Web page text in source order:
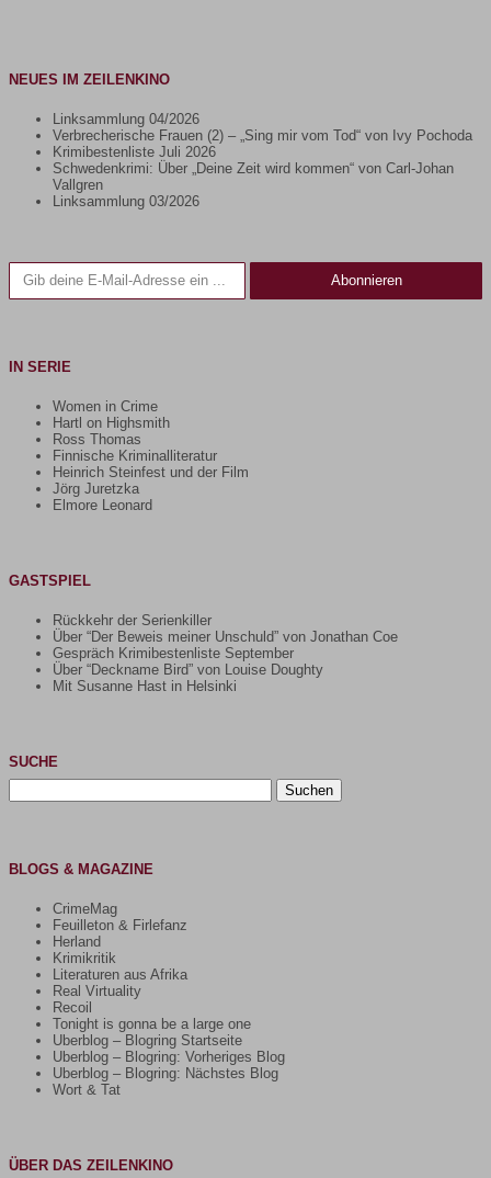
NEUES IM ZEILENKINO
Linksammlung 04/2026
Verbrecherische Frauen (2) – „Sing mir vom Tod“ von Ivy Pochoda
Krimibestenliste Juli 2026
Schwedenkrimi: Über „Deine Zeit wird kommen“ von Carl-Johan
Vallgren
Linksammlung 03/2026
Gib deine E-Mail-Adresse ein ...
Abonnieren
IN SERIE
Women in Crime
Hartl on Highsmith
Ross Thomas
Finnische Kriminalliteratur
Heinrich Steinfest und der Film
Jörg Juretzka
Elmore Leonard
GASTSPIEL
Rückkehr der Serienkiller
Über “Der Beweis meiner Unschuld” von Jonathan Coe
Gespräch Krimibestenliste September
Über “Deckname Bird” von Louise Doughty
Mit Susanne Hast in Helsinki
SUCHE
nach:
BLOGS & MAGAZINE
CrimeMag
Feuilleton & Firlefanz
Herland
Krimikritik
Literaturen aus Afrika
Real Virtuality
Recoil
Tonight is gonna be a large one
Uberblog – Blogring Startseite
Uberblog – Blogring: Vorheriges Blog
Uberblog – Blogring: Nächstes Blog
Wort & Tat
ÜBER DAS ZEILENKINO